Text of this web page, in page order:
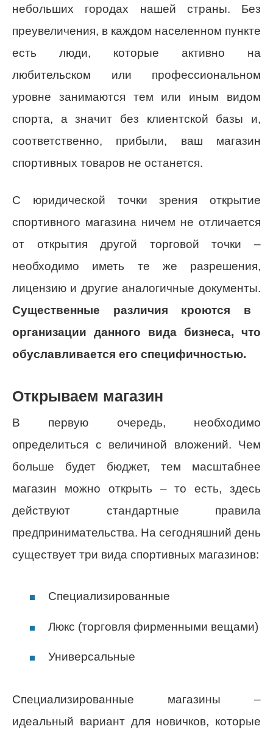
небольших городах нашей страны. Без
преувеличения, в каждом населенном пункте
есть люди, которые активно на
любительском или профессиональном
уровне занимаются тем или иным видом
спорта, а значит без клиентской базы и,
соответственно, прибыли, ваш магазин
спортивных товаров не останется.
С юридической точки зрения открытие
спортивного магазина ничем не отличается
от открытия другой торговой точки –
необходимо иметь те же разрешения,
лицензию и другие аналогичные документы.
Существенные различия кроются в
организации данного вида бизнеса, что
обуславливается его специфичностью.
Открываем магазин
В первую очередь, необходимо
определиться с величиной вложений. Чем
больше будет бюджет, тем масштабнее
магазин можно открыть – то есть, здесь
действуют стандартные правила
предпринимательства. На сегодняшний день
существует три вида спортивных магазинов:
Специализированные
Люкс (торговля фирменными вещами)
Универсальные
Специализированные магазины –
идеальный вариант для новичков, которые